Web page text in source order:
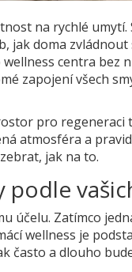
na rychlé
jak doma
centra bez
zapojení všech
pro regeneraci
atmosféra a
jak na to.
podle
účelu. Zatímco
wellness je
často a dlouho